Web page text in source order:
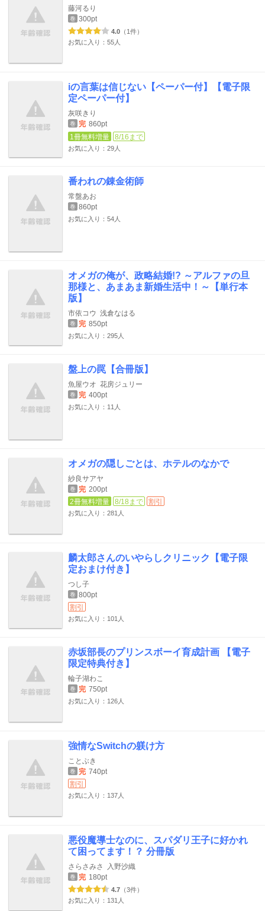
藤河るり
巻 300pt
4.0 （1件）
お気に入り：55人
iの言葉は信じない【ペーパー付】【電子限
定ペーパー付】
灰咲きり
巻 完 860pt
1冊無料増量
8/16まで
お気に入り：29人
番われの錬金術師
常盤あお
巻 860pt
お気に入り：54人
オメガの俺が、政略結婚!? ～アルファの旦
那様と、あまあま新婚生活中！～【単行本
版】
市依コウ 浅倉なはる
巻 完 850pt
お気に入り：295人
盤上の罠【合冊版】
魚屋ウオ 花房ジュリー
巻 完 400pt
お気に入り：11人
オメガの隠しごとは、ホテルのなかで
紗良サアヤ
巻 完 200pt
2冊無料増量
8/18まで 割引
お気に入り：281人
麟太郎さんのいやらしクリニック【電子限
定おまけ付き】
つし子
巻 800pt
割引
お気に入り：101人
赤坂部長のプリンスボーイ育成計画 【電子
限定特典付き】
輪子湖わこ
巻 完 750pt
お気に入り：126人
強情なSwitchの躾け方
ことぶき
巻 完 740pt
割引
お気に入り：137人
悪役魔導士なのに、スパダリ王子に好かれ
て困ってます！？ 分冊版
さらさみさ 入野沙織
巻 完 180pt
4.7 （3件）
お気に入り：131人